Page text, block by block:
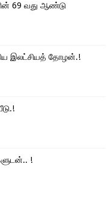
69 வது ஆண்டு
இலட்சியத் தோழன்.!
!